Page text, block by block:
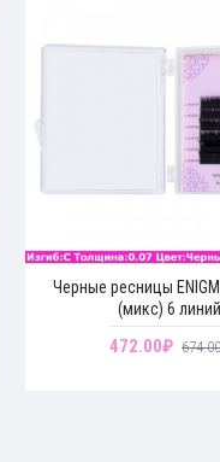
Черные ресницы
(микс) 6 линий
472.00₽